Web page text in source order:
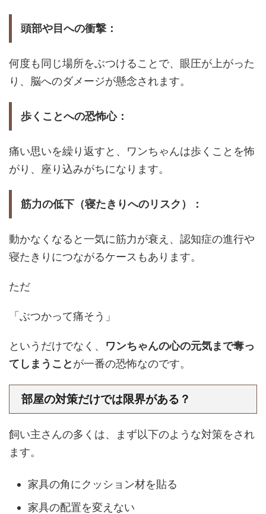
頭部や目への衝撃：
何度も同じ場所をぶつけることで、眼圧が上がった
り、脳へのダメージが懸念されます。
歩くことへの恐怖心：
痛い思いを繰り返すと、ワンちゃんは歩くことを怖
がり、座り込みがちになります。
筋力の低下（寝たきりへのリスク）：
動かなくなると一気に筋力が衰え、認知症の進行や
寝たきりにつながるケースもあります。
ただ
「ぶつかって痛そう」
というだけでなく、 ワンちゃんの心の元気まで奪っ
てしまうことが一番の恐怖なのです。
部屋の対策だけでは限界がある？
飼い主さんの多くは、まず以下のような対策をされ
ます。
家具の角にクッション材を貼る
家具の配置を変えない